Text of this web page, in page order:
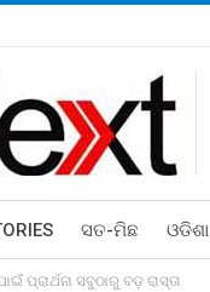
ସତ-ମିଛ ଓଡିଶା
ପ୍ରାର୍ଥନା ସବୁଠାରୁ ବଡ଼ ରାସ୍ତା